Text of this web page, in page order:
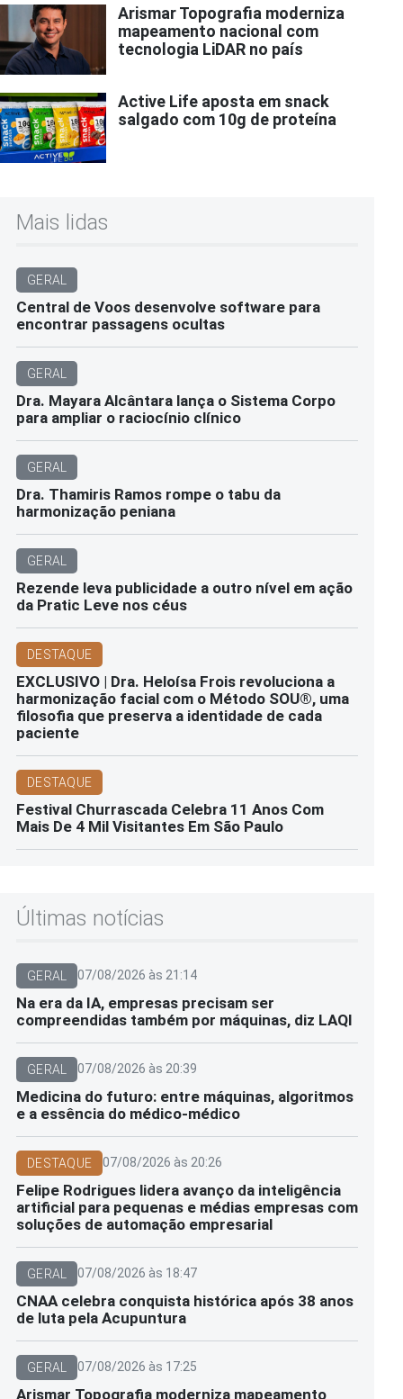
Arismar Topografia moderniza
mapeamento nacional com
tecnologia LiDAR no país
Active Life aposta em snack
salgado com 10g de proteína
Mais lidas
GERAL
Central de Voos desenvolve software para
encontrar passagens ocultas
GERAL
Dra. Mayara Alcântara lança o Sistema Corpo
para ampliar o raciocínio clínico
GERAL
Dra. Thamiris Ramos rompe o tabu da
harmonização peniana
GERAL
Rezende leva publicidade a outro nível em ação
da Pratic Leve nos céus
DESTAQUE
EXCLUSIVO | Dra. Heloísa Frois revoluciona a
harmonização facial com o Método SOU®️, uma
filosofia que preserva a identidade de cada
paciente
DESTAQUE
Festival Churrascada Celebra 11 Anos Com
Mais De 4 Mil Visitantes Em São Paulo
Últimas notícias
GERAL 07/08/2026 às 21:14
Na era da IA, empresas precisam ser
compreendidas também por máquinas, diz LAQI
GERAL 07/08/2026 às 20:39
Medicina do futuro: entre máquinas, algoritmos
e a essência do médico-médico
DESTAQUE 07/08/2026 às 20:26
Felipe Rodrigues lidera avanço da inteligência
artificial para pequenas e médias empresas com
soluções de automação empresarial
GERAL 07/08/2026 às 18:47
CNAA celebra conquista histórica após 38 anos
de luta pela Acupuntura
GERAL 07/08/2026 às 17:25
Arismar Topografia moderniza mapeamento